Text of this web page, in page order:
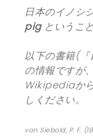
日本のイノシ
pig というこ
以下の書籍(『
の情報ですが、
Wikipediaか
しください。
von Siebold, P. F.